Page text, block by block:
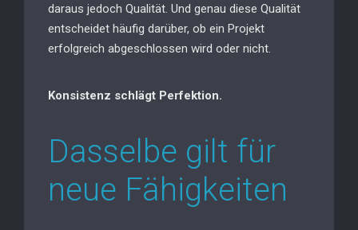
daraus jedoch Qualität. Und genau diese Qualität
entscheidet häufig darüber, ob ein Projekt
erfolgreich abgeschlossen wird oder nicht.
Konsistenz schlägt Perfektion.
Dasselbe gilt für
neue Fähigkeiten